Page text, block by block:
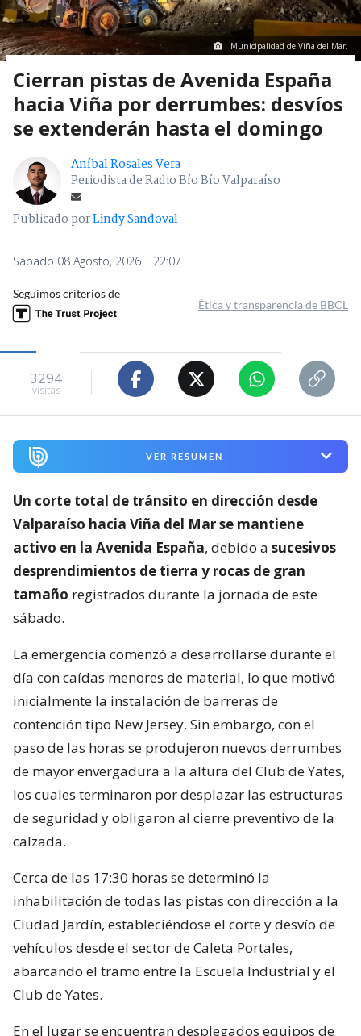
Municipalidad de Viña del Mar.
Cierran pistas de Avenida España
hacia Viña por derrumbes: desvíos
se extenderán hasta el domingo
Aníbal Rosales Vera
Periodista de Radio Bío Bío Valparaíso
Publicado porLindy Sandoval
Sábado 08 Agosto, 2026 | 22:07
Seguimos criterios de
Ética y transparencia de BBCL
3294
visitas
VER RESUMEN
Un corte total de tránsito en dirección desde
Valparaíso hacia Viña del Mar se mantiene
activo en la Avenida España, debido a sucesivos
desprendimientos de tierra y rocas de gran
tamaño registrados durante la jornada de este
sábado.
La emergencia comenzó a desarrollarse durante el
día con caídas menores de material, lo que motivó
inicialmente la instalación de barreras de
contención tipo New Jersey. Sin embargo, con el
paso de las horas se produjeron nuevos derrumbes
de mayor envergadura a la altura del Club de Yates,
los cuales terminaron por desplazar las estructuras
de seguridad y obligaron al cierre preventivo de la
calzada.
Cerca de las 17:30 horas se determinó la
inhabilitación de todas las pistas con dirección a la
Ciudad Jardín, estableciéndose el corte y desvío de
vehículos desde el sector de Caleta Portales,
abarcando el tramo entre la Escuela Industrial y el
Club de Yates.
En el lugar se encuentran desplegados equipos de